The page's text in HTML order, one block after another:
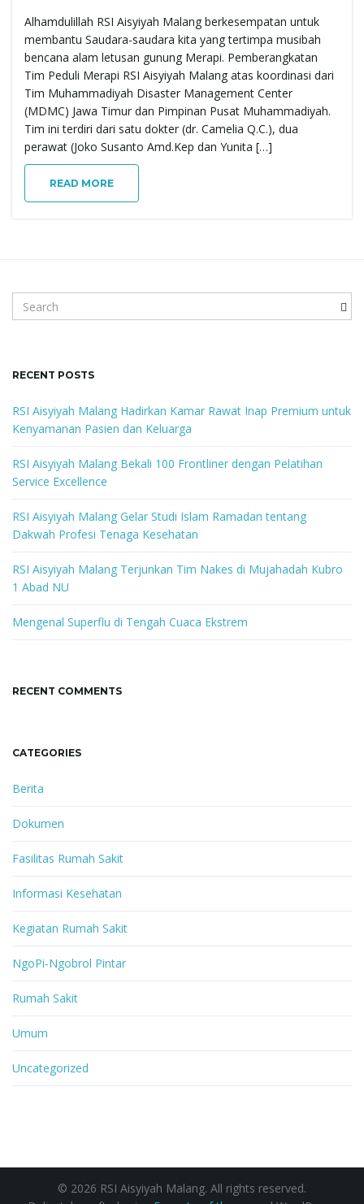
t
Alhamdulillah RSI Aisyiyah Malang berkesempatan untuk
membantu Saudara-saudara kita yang tertimpa musibah
bencana alam letusan gunung Merapi. Pemberangkatan
Tim Peduli Merapi RSI Aisyiyah Malang atas koordinasi dari
Tim Muhammadiyah Disaster Management Center
(MDMC) Jawa Timur dan Pimpinan Pusat Muhammadiyah.
Tim ini terdiri dari satu dokter (dr. Camelia Q.C.), dua
perawat (Joko Susanto Amd.Kep dan Yunita […]
READ MORE
e
c
k
e
y
w
o
r
d
RECENT POSTS
RSI Aisyiyah Malang Hadirkan Kamar Rawat Inap Premium untuk
Kenyamanan Pasien dan Keluarga
RSI Aisyiyah Malang Bekali 100 Frontliner dengan Pelatihan
Service Excellence
RSI Aisyiyah Malang Gelar Studi Islam Ramadan tentang
Dakwah Profesi Tenaga Kesehatan
RSI Aisyiyah Malang Terjunkan Tim Nakes di Mujahadah Kubro
1 Abad NU
Mengenal Superflu di Tengah Cuaca Ekstrem
RECENT COMMENTS
CATEGORIES
Berita
Dokumen
Fasilitas Rumah Sakit
Informasi Kesehatan
Kegiatan Rumah Sakit
NgoPi-Ngobrol Pintar
Rumah Sakit
Umum
Uncategorized
© 2026 RSI Aisyiyah Malang. All rights reserved.